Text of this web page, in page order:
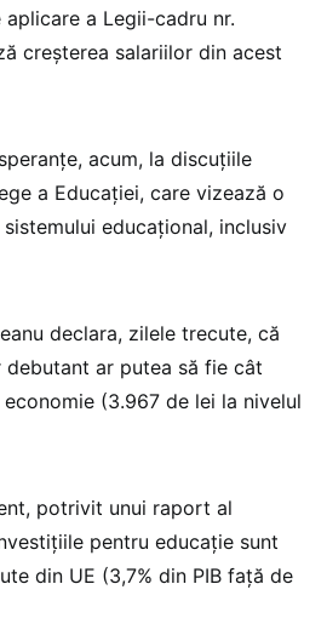
a Legii-cadru nr.
creșterea salariilor din acest
acum, la discuțiile
a Educației, care vizează o
educațional, inclusiv
declara, zilele trecute, că
debutant ar putea să fie cât
(3.967 de lei la nivelul
potrivit unui raport al
pentru educație sunt
din UE (3,7% din PIB față de